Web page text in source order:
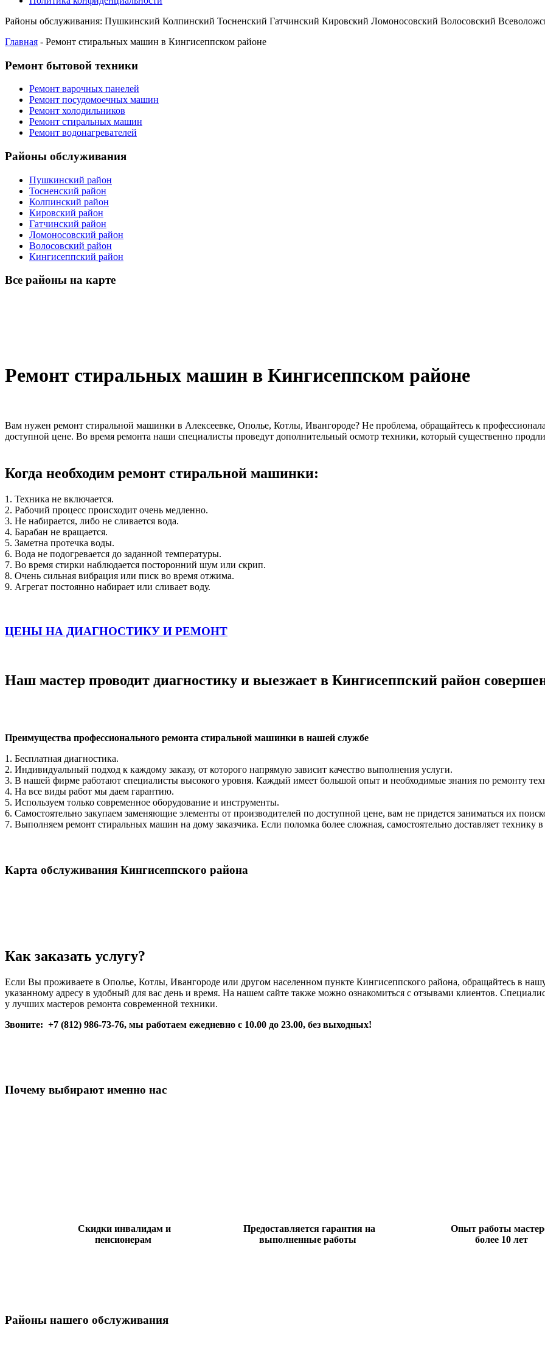
Районы обслуживания: Пушкинский Колпинский Тосненский Гатчинский Кировский Ломоносовский Волосовский
Главная - Ремонт стиральных машин в Кингисеппском районе
Ремонт бытовой техники
Ремонт варочных панелей
Ремонт посудомоечных машин
Ремонт холодильников
Ремонт стиральных машин
Ремонт водонагревателей
Районы обслуживания
Пушкинский район
Тосненский район
Колпинский район
Кировский район
Гатчинский район
Ломоносовский район
Волосовский район
Кингисеппский район
Все районы на карте
Ремонт стиральных машин в Кингисеппском районе
Вам нужен ремонт стиральной машинки в Алексеевке, Ополье, Котлы, Ивангороде? Не проблема, обращайтесь к
доступной цене. Во время ремонта наши специалисты проведут дополнительный осмотр техники, который существенно
Когда необходим ремонт стиральной машинки:
1. Техника не включается.
2. Рабочий процесс происходит очень медленно.
3. Не набирается, либо не сливается вода.
4. Барабан не вращается.
5. Заметна протечка воды.
6. Вода не подогревается до заданной температуры.
7. Во время стирки наблюдается посторонний шум или скрип.
8. Очень сильная вибрация или писк во время отжима.
9. Агрегат постоянно набирает или сливает воду.
ЦЕНЫ НА ДИАГНОСТИКУ И РЕМОНТ
Наш мастер проводит диагностику и выезжает в Кингисеппский район
Преимущества профессионального ремонта стиральной машинки в нашей службе
1. Бесплатная диагностика.
2. Индивидуальный подход к каждому заказу, от которого напрямую зависит качество выполнения услуги.
3. В нашей фирме работают специалисты высокого уровня. Каждый имеет большой опыт и необходимые знания по ремонту
4. На все виды работ мы даем гарантию.
5. Используем только современное оборудование и инструменты.
6. Самостоятельно закупаем заменяющие элементы от производителей по доступной цене, вам не придется заниматься их
7. Выполняем ремонт стиральных машин на дому заказчика. Если поломка более сложная, самостоятельно доставляет технику
Карта обслуживания Кингисеппского района
Как заказать услугу?
Если Вы проживаете в Ополье, Котлы, Ивангороде или другом населенном пункте Кингисеппского района, обращайтесь в
указанному адресу в удобный для вас день и время. На нашем сайте также можно ознакомиться с отзывами клиентов.
у лучших мастеров ремонта современной техники.
Звоните: +7 (812) 986-73-76, мы работаем ежедневно с 10.00 до 23.00, без выходных!
Почему выбирают именно нас
Скидки инвалидам и
пенсионерам
Предоставляется гарантия на
выполненные работы
Опыт работы
более 10 лет
Районы нашего обслуживания